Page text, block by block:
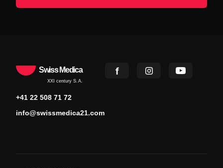
Swiss Medica
XXI century S.A.
+41 22 508 71 72
info@swissmedica21.com